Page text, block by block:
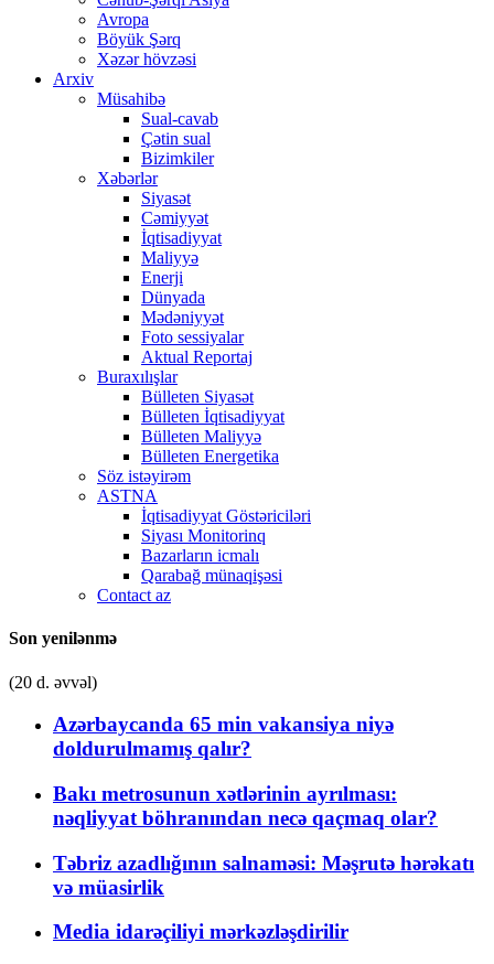
Avropa
Böyük Şərq
Xəzər hövzəsi
Arxiv
Müsahibə
Sual-cavab
Çətin sual
Bizimkiler
Xəbərlər
Siyasət
Cəmiyyət
İqtisadiyyat
Maliyyə
Enerji
Dünyada
Mədəniyyət
Foto sessiyalar
Aktual Reportaj
Buraxılışlar
Bülleten Siyasət
Bülleten İqtisadiyyat
Bülleten Maliyyə
Bülleten Energetika
Söz istəyirəm
ASTNA
İqtisadiyyat Göstəriciləri
Siyası Monitorinq
Bazarların icmalı
Qarabağ münaqişəsi
Contact az
Son yenilənmə
(20 d. əvvəl)
Azərbaycanda 65 min vakansiya niyə
doldurulmamış qalır?
Bakı metrosunun xətlərinin ayrılması:
nəqliyyat böhranından necə qaçmaq olar?
Təbriz azadlığının salnaməsi: Məşrutə hərəkatı
və müasirlik
Media idarəçiliyi mərkəzləşdirilir